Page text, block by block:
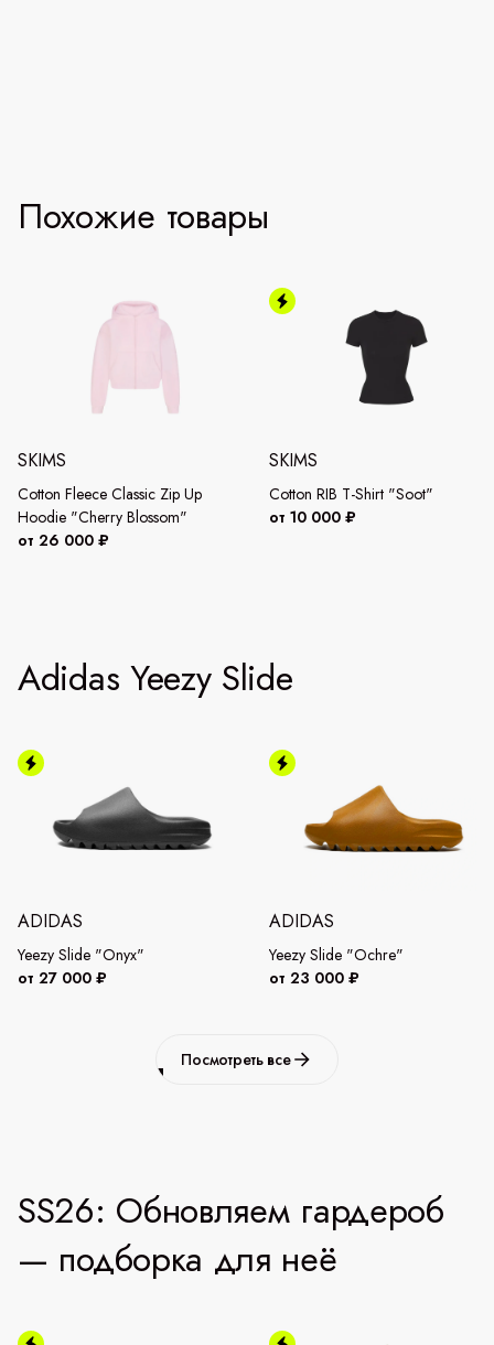
Похожие товары
SKIMS
Cotton Fleece Classic Zip Up
Hoodie "Cherry Blossom"
от 26 000 ₽
SKIMS
Cotton RIB T-Shirt "Soot"
от 10 000 ₽
Adidas Yeezy Slide
ADIDAS
Yeezy Slide "Onyx"
от 27 000 ₽
ADIDAS
Yeezy Slide "Ochre"
от 23 000 ₽
Посмотреть все
SS26: Обновляем гардероб
— подборка для неё